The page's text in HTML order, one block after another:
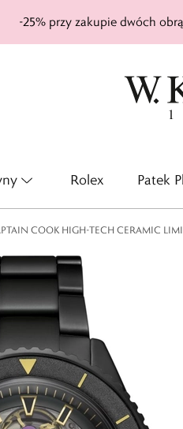
-25% przy zakupie dwóch
Rolex Patek
COOK HIGH-TECH CERAMIC